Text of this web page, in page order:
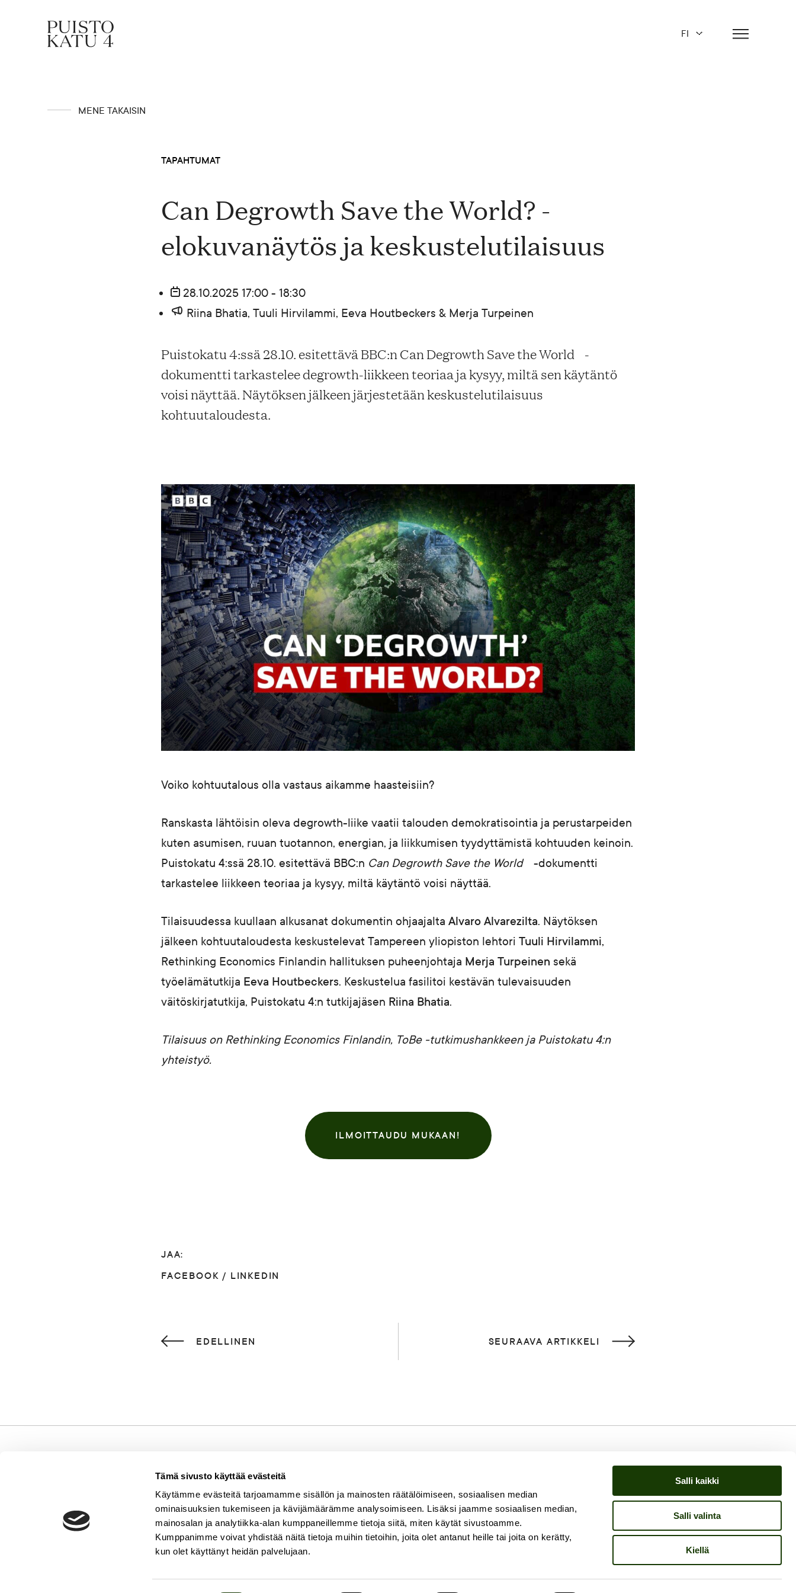
Tämä sivusto käyttää evästeitä
Käytämme evästeitä tarjoamamme sisällön ja mainosten räätälöimiseen, sosiaalisen median
ominaisuuksien tukemiseen ja kävijämäärämme analysoimiseen. Lisäksi jaamme sosiaalisen median,
mainosalan ja analytiikka-alan kumppaneillemme tietoja siitä, miten käytät sivustoamme.
Kumppanimme voivat yhdistää näitä tietoja muihin tietoihin, joita olet antanut heille tai joita on kerätty,
kun olet käyttänyt heidän palvelujaan.
Salli kaikki
Salli valinta
Kiellä
FI
MENE TAKAISIN
TAPAHTUMAT
Can Degrowth Save the World? -
elokuvanäytös ja keskustelutilaisuus
28.10.2025 17:00 - 18:30
Riina Bhatia, Tuuli Hirvilammi, Eeva Houtbeckers & Merja Turpeinen
Puistokatu 4:ssä 28.10. esitettävä BBC:n Can Degrowth Save the World -
dokumentti tarkastelee degrowth-liikkeen teoriaa ja kysyy, miltä sen käytäntö
voisi näyttää. Näytöksen jälkeen järjestetään keskustelutilaisuus
kohtuutaloudesta.
Voiko kohtuutalous olla vastaus aikamme haasteisiin?
Ranskasta lähtöisin oleva degrowth-liike vaatii talouden demokratisointia ja perustarpeiden
kuten asumisen, ruuan tuotannon, energian, ja liikkumisen tyydyttämistä kohtuuden keinoin.
Puistokatu 4:ssä 28.10. esitettävä BBC:n Can Degrowth Save the World-dokumentti
tarkastelee liikkeen teoriaa ja kysyy, miltä käytäntö voisi näyttää.
Tilaisuudessa kuullaan alkusanat dokumentin ohjaajalta Alvaro Alvarezilta. Näytöksen
jälkeen kohtuutaloudesta keskustelevat Tampereen yliopiston lehtori Tuuli Hirvilammi,
Rethinking Economics Finlandin hallituksen puheenjohtaja Merja Turpeinen sekä
työelämätutkija Eeva Houtbeckers. Keskustelua fasilitoi kestävän tulevaisuuden
väitöskirjatutkija, Puistokatu 4:n tutkijajäsen Riina Bhatia.
Tilaisuus on Rethinking Economics Finlandin, ToBe -tutkimushankkeen ja Puistokatu 4:n
yhteistyö.
ILMOITTAUDU MUKAAN!
JAA:
FACEBOOK / LINKEDIN
EDELLINEN SEURAAVA ARTIKKELI
Puistokatu 4
00140 Helsinki
Blogi
Tietosuojaseloste
Instagram
Facebook
LinkedIn